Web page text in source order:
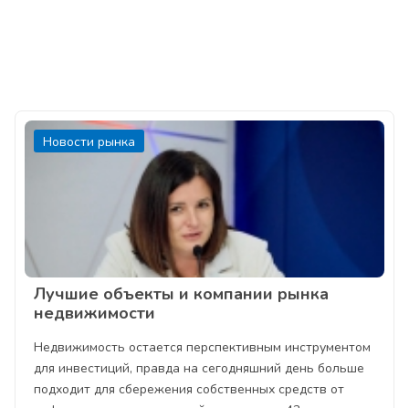
Новости рынка
Лучшие объекты и компании рынка
недвижимости
Недвижимость остается перспективным инструментом
для инвестиций, правда на сегодняшний день больше
подходит для сбережения собственных средств от